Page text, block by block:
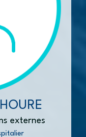
externes